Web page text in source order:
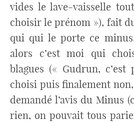
vides le lave-vaisselle
choisir le prénom »), fait
qui qui le porte ce
alors c’est moi qui
blagues (« Gudrun, c’est
choisi puis finalement
demandé l’avis du Minus
rien, on pouvait tous